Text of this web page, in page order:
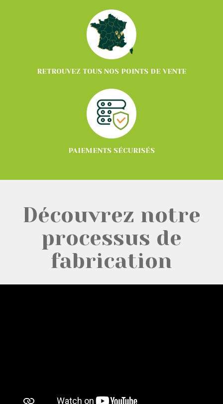
RETROUVEZ TOUS NOS POINTS DE VENTE
PAIEMENTS SÉCURISÉS
Découvrez notre
processus de
fabrication